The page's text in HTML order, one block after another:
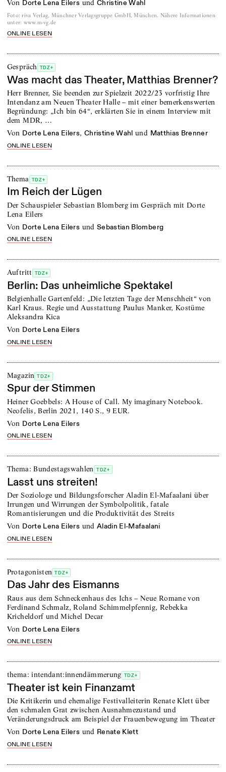
von Dorte Lena Eilers und Christine Wahl
Foto: riva Verlag, Münchner Verlagsgruppe GmbH, München. Nähere Informationen
unter: www.m-vg.de
ONLINE LESEN
Gespräch TDZ+
Was macht das Theater, Matthias Brenner?
Herr Brenner, Sie beenden zur Spielzeit 2022/23 vorfristig Ihre
Intendanz am Neuen Theater Halle – mit einer bemerkenswerten
Begründung: „Ich bin 64“, erklärten Sie in einem Interview mit
dem MDR, …
von Dorte Lena Eilers, Christine Wahl und Matthias Brenner
ONLINE LESEN
Thema TDZ+
Im Reich der Lügen
Der Schauspieler Sebastian Blomberg im Gespräch mit Dorte
Lena Eilers
von Dorte Lena Eilers und Sebastian Blomberg
ONLINE LESEN
Auftritt TDZ+
Berlin: Das unheimliche Spektakel
Belgienhalle Gartenfeld: „Die letzten Tage der Menschheit“ von
Karl Kraus. Regie und Ausstattung Paulus Manker, Kostüme
Aleksandra Kica
von Dorte Lena Eilers
ONLINE LESEN
Magazin TDZ+
Spur der Stimmen
Heiner Goebbels: A House of Call. My imaginary Notebook.
Neofelis, Berlin 2021, 140 S., 9 EUR.
von Dorte Lena Eilers
ONLINE LESEN
Thema: Bundestagswahlen TDZ+
Lasst uns streiten!
Der Soziologe und Bildungsforscher Aladin El-Mafaalani über
Irrungen und Wirrungen der Symbolpolitik, fatale
Romantisierungen und die Produktivität des Streits
von Dorte Lena Eilers und Aladin El-Mafaalani
ONLINE LESEN
Protagonisten TDZ+
Das Jahr des Eismanns
Raus aus dem Schneckenhaus des Ichs – Neue Romane von
Ferdinand Schmalz, Roland Schimmelpfennig, Rebekka
Kricheldorf und Michel Decar
von Dorte Lena Eilers
ONLINE LESEN
thema: intendant:innendämmerung TDZ+
Theater ist kein Finanzamt
Die Kritikerin und ehemalige Festivalleiterin Renate Klett über
den schmalen Grat zwischen Ausnahmezustand und
Veränderungsdruck am Beispiel der Frauenbewegung im Theater
von Dorte Lena Eilers und Renate Klett
ONLINE LESEN